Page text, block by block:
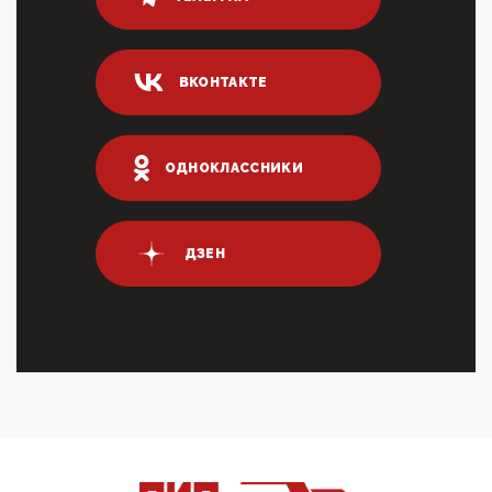
80% сирийцев в ФРГ должны вернуться на родину.
04:47, 10 Апреля 2026
ИНН для переводов по СБП это первый шаг из
логических двухЗаполнение ИНН при любых
переводах по ...
03:35, 10 Апреля 2026
Суммарное вознаграждение менеджменту в 15
крупных банках по итогам 2025 года превысило 63
03:01, 10 Апреля 2026
Террорист и убийца Буданов вальяжно сообщил,
что союзники просили Киев не наносить удары по
входМошенники активно пользуются аккаунтами на
ВКОНТАКТЕ
ОДНОКЛАССНИКИ
ДЗЕН